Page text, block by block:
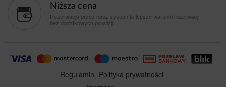
Niższa cena
Rezerwacja przez nasz system to lepsze warunki rezerwacji,
bez dodatkowych prowizji.
Regulamin Polityka prywatności